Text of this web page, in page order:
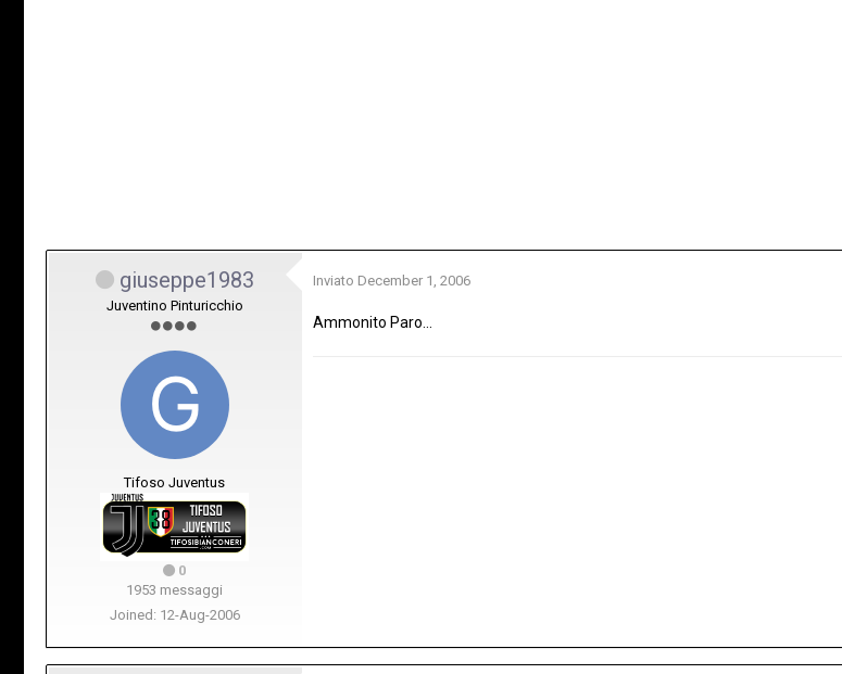
giuseppe1983
Juventino Pinturicchio
Tifoso Juventus
0
1953 messaggi
Joined: 12-Aug-2006
Inviato December 1, 2006
Ammonito Paro...